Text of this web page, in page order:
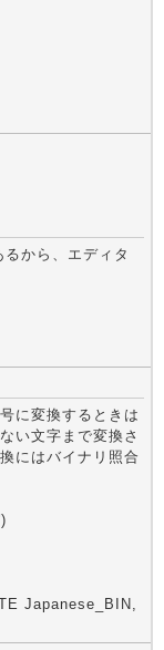
から、エディタ
に変換するときは
い文字まで変換さ
にはバイナリ照合
Japanese_BIN,